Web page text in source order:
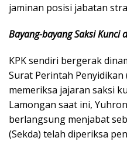
jaminan posisi jabatan
Bayang-bayang Saksi Kunci
​KPK sendiri bergerak
Surat Perintah
memeriksa jajaran saksi
Lamongan saat ini,
berlangsung menjabat
(Sekda) telah diperiksa